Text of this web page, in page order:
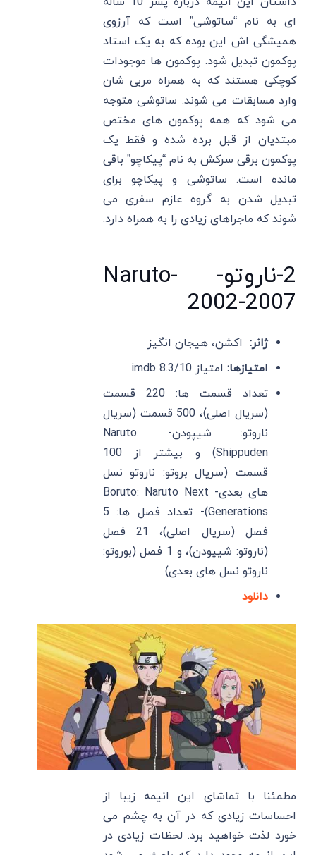
ای به نام “ساتوشی” است که آرزوی
همیشگی اش این بوده که به یک استاد
پوکمون تبدیل شود. پوکمون ها موجودات
کوچکی هستند که به همراه مربی شان
وارد مسابقات می شوند. ساتوشی متوجه
می شود که همه پوکمون های مختص
مبتدیان از قبل برده شده و فقط یک
پوکمون برقی سرکش به نام “پیکاچو” باقی
مانده است. ساتوشی و پیکاچو برای
تبدیل شدن به گروه عازم سفری می
شوند که ماجراهای زیادی را به همراه دارد.
2-ناروتو- Naruto-
2002-2007
ژانر: اکشن، هیجان انگیز
امتیازها: امتیاز imdb 8.3/10
تعداد قسمت ها: 220 قسمت
(سریال اصلی)، 500 قسمت (سریال
ناروتو: شیپودن- Naruto:
Shippuden) و بیشتر از 100
قسمت (سریال بروتو: ناروتو نسل
های بعدی- Boruto: Naruto Next
Generations)- تعداد فصل ها: 5
فصل (سریال اصلی)، 21 فصل
(ناروتو: شیپودن)، و 1 فصل (بوروتو:
ناروتو نسل های بعدی)
دانلود
مطمئنا با تماشای این انیمه زیبا از
احساسات زیادی که در آن به چشم می
خورد لذت خواهید برد. لحظات زیادی در